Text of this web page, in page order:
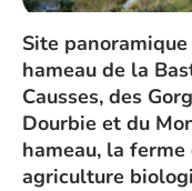
Site
hameau de la
Causses, des
Dourbie et du
hameau, la
agriculture